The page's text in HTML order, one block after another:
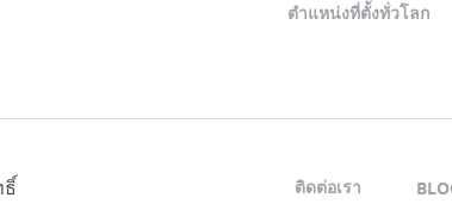
ตำแหน่งที่ตั้งทั่วโลก
ธิ์ ติดต่อเรา